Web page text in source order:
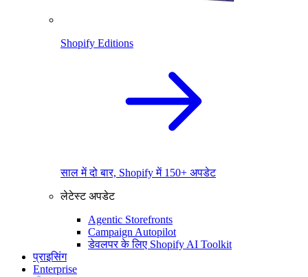
Shopify Editions
साल में दो बार, Shopify में 150+ अपडेट
लेटेस्ट अपडेट
Agentic Storefronts
Campaign Autopilot
डेवलपर के लिए Shopify AI Toolkit
प्राइसिंग
Enterprise